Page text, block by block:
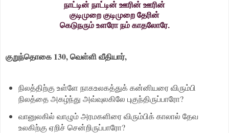
நாட்டின் நாட்டின் ஊரின் ஊரின்
குடிமுறை குடிமுறை தேரின்
கெடுநரும் உளரோ நம் காதலோரே.
குறுந்தொகை 130, வெள்ளி வீதியார்,
நிலத்திற்கு உள்ளே நாகஉலகத்துக் கன்னியரை விரும்பி
நிலத்தை அகழ்ந்து அவ்வுலகிலே புகுந்திருப்பாரோ?
வானுலகில் வாழும் அரமகளிரை விரும்பிக் காலால் தேவ
உலகிற்கு ஏறிச் சென்றிருப்பாரோ?